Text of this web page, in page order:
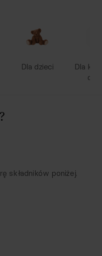
Dla dzieci
Dla
składników poniżej.
i wagami